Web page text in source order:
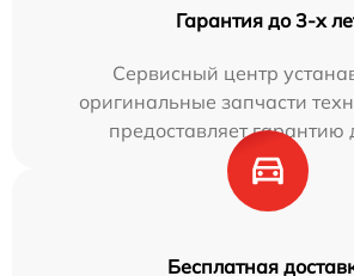
Гарантия до 3-х
Сервисный центр
оригинальные запчасти
предоставляет гарантию
Бесплатная